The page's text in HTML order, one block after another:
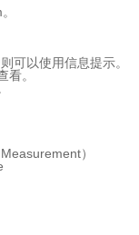
可以使用信息提示。
。
）